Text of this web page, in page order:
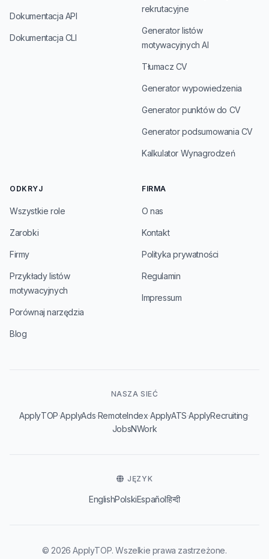
Dokumentacja API
Dokumentacja CLI
rekrutacyjne
Generator listów
motywacyjnych AI
Tłumacz CV
Generator wypowiedzenia
Generator punktów do CV
Generator podsumowania CV
Kalkulator Wynagrodzeń
ODKRYJ
Wszystkie role
Zarobki
Firmy
Przykłady listów
motywacyjnych
Porównaj narzędzia
Blog
FIRMA
O nas
Kontakt
Polityka prywatności
Regulamin
Impressum
NASZA SIEĆ
ApplyTOP·ApplyAds·RemoteIndex·ApplyATS·ApplyRecruiting·
JobsNWork
JĘZYK
EnglishPolskiEspañolहिन्दी
© 2026 ApplyTOP. Wszelkie prawa zastrzeżone.